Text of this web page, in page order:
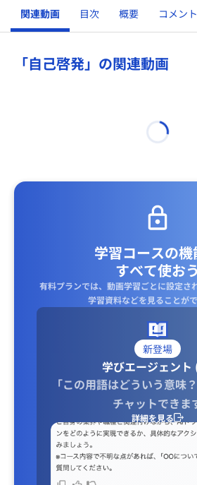
実態化してよりよい方向に向かう気
い！
残業がなくなることにより発生する
外注、分業化、雇用形態見
収入減：複業、低コストな生活・
成果減：エッセンシャル思考、個
関連動画 目次 概要 コメント
「自己啓発」の関連動画
学習コースの機
すべて使おう
有料プランでは、動画学習ごとに設定さ
学習資料などを見ることが
新登場
学びエージェント
「この用語はどういう意味
チャットできま
詳細を見る